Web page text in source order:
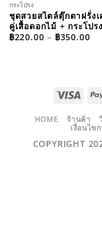
กระโปรง
ชุดสวยสไตล์ตุ๊กตาฝรั่ง
คู่เสื้อดอกไม้ + กระโปร
฿220.00 – ฿350.00
VISA
HOME ร้านค้า
เงื่อนไข
COPYRIGHT